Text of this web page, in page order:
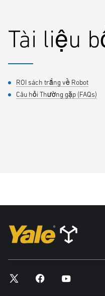
Tài liệu
ROI sách trắng về Robot
Câu hỏi Thường gặp (FAQs)